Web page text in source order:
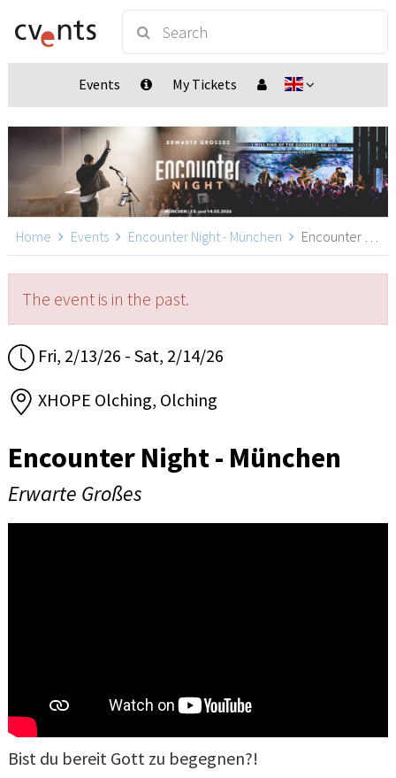
Events My Tickets
Home Events Encounter Night - München Encounter Night - München, Olching
The event is in the past.
Fri, 2/13/26 - Sat, 2/14/26
XHOPE Olching, Olching
Encounter Night - München
Erwarte Großes
Bist du bereit Gott zu begegnen?!